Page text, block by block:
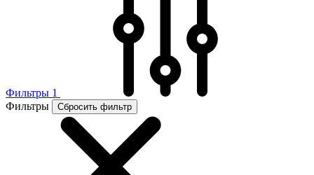
Фильтры 1
Фильтры
Сбросить фильтр